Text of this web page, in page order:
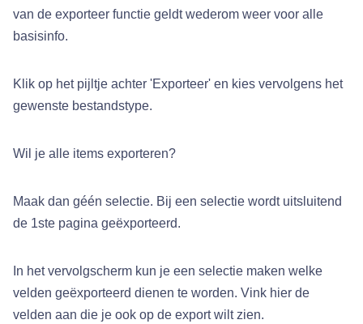
van de exporteer functie geldt wederom weer voor alle
basisinfo.
Klik op het pijltje achter 'Exporteer' en kies vervolgens het
gewenste bestandstype.
Wil je alle items exporteren?
Maak dan géén selectie. Bij een selectie wordt uitsluitend
de 1ste pagina geëxporteerd.
In het vervolgscherm kun je een selectie maken welke
velden geëxporteerd dienen te worden. Vink hier de
velden aan die je ook op de export wilt zien.